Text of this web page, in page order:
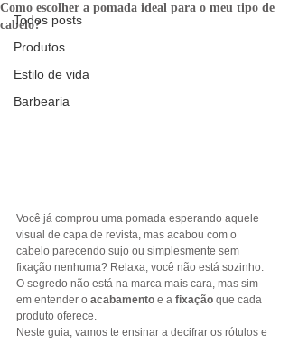
Todos posts
Produtos
Estilo de vida
Barbearia
Como escolher a pomada ideal para o meu tipo de
cabelo?
Você já comprou uma pomada esperando aquele
visual de capa de revista, mas acabou com o
cabelo parecendo sujo ou simplesmente sem
fixação nenhuma? Relaxa, você não está sozinho.
O segredo não está na marca mais cara, mas sim
em entender o acabamento e a fixação que cada
produto oferece.
Neste guia, vamos te ensinar a decifrar os rótulos e